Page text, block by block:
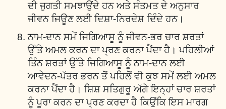
ਦੀ ਜੁਗਤੀ ਸਮਝਾਉਂਦੇ ਹਨ ਅਤੇ ਸੰਤਮਤ ਦੇ ਅਨੁਸਾਰ
ਜੀਵਨ ਜਿਊਣ ਲਈ ਦਿਸ਼ਾ-ਨਿਰਦੇਸ਼ ਦਿੰਦੇ ਹਨ।
ਨਾਮ-ਦਾਨ ਸਮੇਂ ਜਿਗਿਆਸੂ ਨੂੰ ਜੀਵਨ-ਭਰ ਚਾਰ ਸ਼ਰਤਾਂ
ਉੱਤੇ ਅਮਲ ਕਰਨ ਦਾ ਪ੍ਰਣ ਕਰਨਾ ਪੈਂਦਾ ਹੈ। ਪਹਿਲੀਆਂ
ਤਿੰਨ ਸ਼ਰਤਾਂ ਉੱਤੇ ਜਿਗਿਆਸੂ ਨੂੰ ਨਾਮ-ਦਾਨ ਲਈ
ਆਵੇਦਨ-ਪੱਤਰ ਭਰਨ ਤੋਂ ਪਹਿਲੋਂ ਵੀ ਕੁਝ ਸਮੇਂ ਲਈ ਅਮਲ
ਕਰਨਾ ਪੈਂਦਾ ਹੈ। ਸ਼ਿਸ਼ ਸਤਿਗੁਰੂ ਅੱਗੇ ਇਨ੍ਹਾਂ ਚਾਰ ਸ਼ਰਤਾਂ
ਨੂੰ ਪੂਰਾ ਕਰਨ ਦਾ ਪ੍ਰਣ ਕਰਦਾ ਹੈ ਕਿਉਂਕਿ ਇਸ ਮਾਰਗ